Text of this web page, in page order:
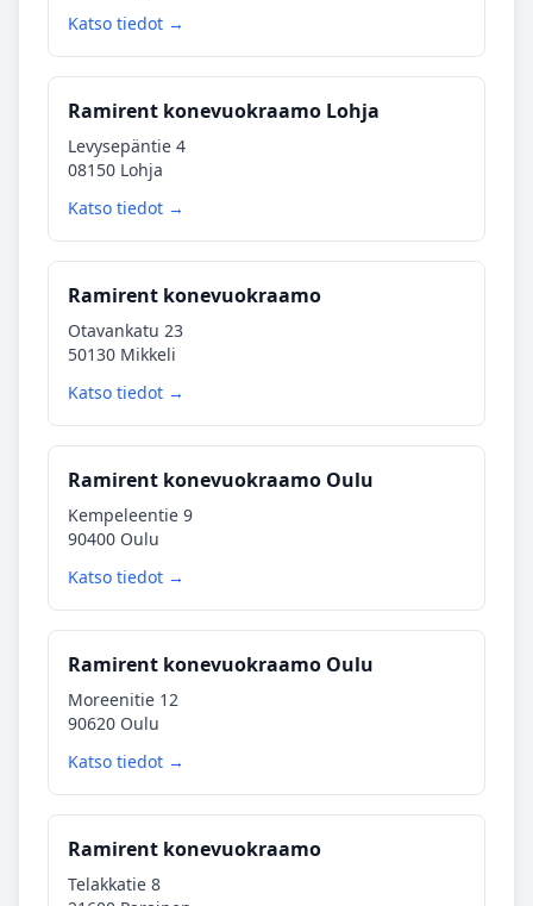
Katso tiedot →
Ramirent konevuokraamo Lohja
Levysepäntie 4
08150 Lohja
Katso tiedot →
Ramirent konevuokraamo
Otavankatu 23
50130 Mikkeli
Katso tiedot →
Ramirent konevuokraamo Oulu
Kempeleentie 9
90400 Oulu
Katso tiedot →
Ramirent konevuokraamo Oulu
Moreenitie 12
90620 Oulu
Katso tiedot →
Ramirent konevuokraamo
Telakkatie 8